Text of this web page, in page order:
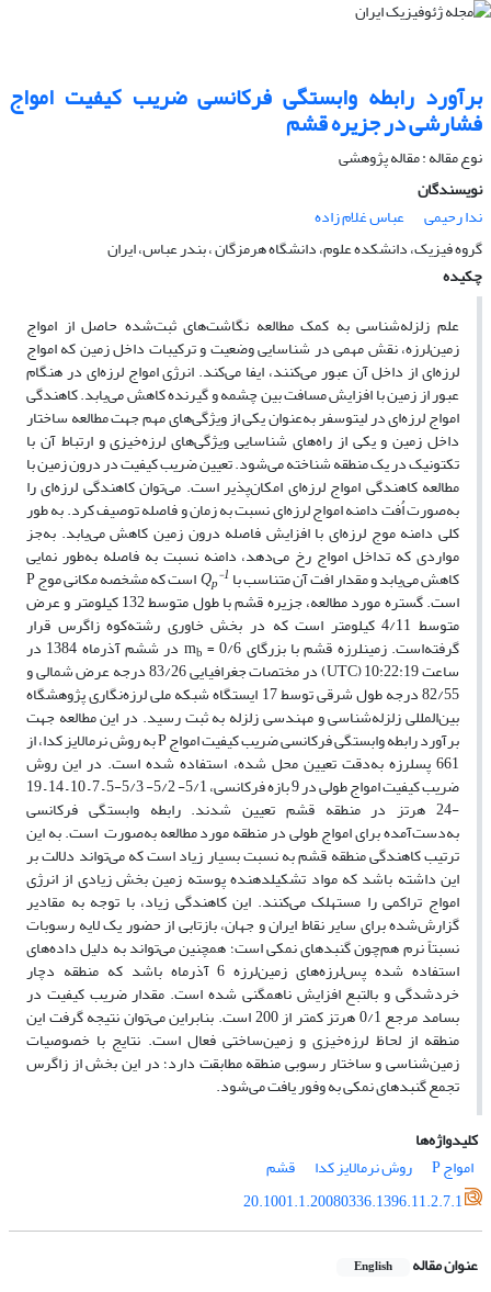
برآورد رابطه وابستگی فرکانسی ضریب کیفیت امواج
فشارشی در جزیره قشم
نوع مقاله : مقاله پژوهشی‌
نویسندگان
ندا رحیمی
عباس غلام زاده
گروه فیزیک، دانشکده علوم، دانشگاه هرمزگان ، بندر عباس، ایران
چکیده
علم زلزله‌شناسی به کمک مطالعه نگاشت‌های ثبت‌شده حاصل از امواج
زمین‌لرزه، نقش مهمی در شناسایی وضعیت و ترکیبات داخل زمین که امواج
لرزه‌ای از داخل آن عبور می‌کنند، ایفا می‌کند. انرژی امواج لرزه‌ای در هنگام
عبور از زمین با افزایش مسافت بین چشمه و گیرنده کاهش می‌یابد. کاهندگی
امواج لرزه‌ای در لیتوسفر به‌عنوان یکی از ویژگی‌های مهم جهت مطالعه ساختار
داخل زمین و یکی از راه‌های شناسایی ویژگی‌های لرزه‌خیزی و ارتباط آن با
تکتونیک در یک منطقه شناخته می‌شود. تعیین ضریب کیفیت در درون زمین با
مطالعه کاهندگی امواج لرزه‌ای امکان‌پذیر است. می‌توان کاهندگی لرزه‌ای را
به‌صورت اُفت دامنه امواج لرزه‌ای نسبت به زمان و فاصله توصیف کرد. به طور
کلی دامنه موج لرزه‌ای با افزایش فاصله درون زمین کاهش می‌یابد. به‌جز
مواردی که تداخل امواج رخ می‌دهد، دامنه نسبت به فاصله به‌طور نمایی
کاهش می‌یابد و مقدار افت آن متناسب با Qp-1 است که مشخصه مکانی موج P
است. گستره مورد مطالعه، جزیره قشم با طول متوسط 132 کیلومتر و عرض
متوسط 4/11 کیلومتر است که در بخش خاوری رشته‌کوه زاگرس قرار
گرفته‌است. زمین‏لرزه قشم با بزرگای 0/6 = m b در ششم آذرماه 1384 در
ساعت 10:22:19 (UTC) در مختصات جغرافیایی 83/26 درجه عرض شمالی و
82/55 درجه طول شرقی توسط 17 ایستگاه شبکه ملی لرزه‌نگاری پژوهشگاه
بین‌المللی زلزله‌شناسی و مهندسی زلزله به ثبت رسید. در این مطالعه جهت
برآورد رابطه وابستگی فرکانسی ضریب کیفیت امواج P به روش نرمالایز کدا، از
661 پس‏لرزه به‌دقت تعیین محل شده، استفاده شده است. در این روش
ضریب کیفیت امواج طولی در 9 بازه فرکانسی، 5/1- 5/2- 5/3-5 – 7 – 10 – 14 – 19
-24 هرتز در منطقه قشم تعیین شدند. رابطه وابستگی فرکانسی
به‌دست‌آمده برای امواج طولی در منطقه مورد مطالعه به‌صورت است. به این
ترتیب کاهندگی منطقه قشم به نسبت بسیار زیاد است که می‌تواند دلالت بر
این داشته باشد که مواد تشکیل‏دهنده پوسته زمین بخش زیادی از انرژی
امواج تراکمی را مستهلک می‌کنند. این کاهندگی زیاد، با توجه به مقادیر
گزارش‌شده برای سایر نقاط ایران و جهان، بازتابی از حضور یک لایه رسوبات
نسبتاً نرم هم‌چون گنبدهای نمکی است؛ همچنین می‌تواند به دلیل داده‌های
استفاده شده پس‌لرزه‌های زمین‌لرزه 6 آذرماه ‌باشد که منطقه دچار
خردشدگی و بالتبع افزایش ناهمگنی شده است. مقدار ضریب کیفیت در
بسامد مرجع 0/1 هرتز کمتر از 200 است. بنابراین می‌توان نتیجه گرفت این
منطقه از لحاظ لرزه‌خیزی و زمین‌ساختی فعال است. نتایج با خصوصیات
زمین‌شناسی و ساختار رسوبی منطقه مطابقت دارد؛ در این بخش از زاگرس
تجمع گنبدهای نمکی به وفور یافت می‌شود.
کلیدواژه‌ها
امواج P
روش نرمالایز کدا
قشم
20.1001.1.20080336.1396.11.2.7.1
عنوان مقاله English